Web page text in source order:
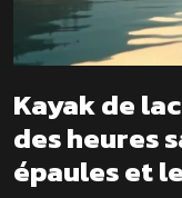
Kayak de
des heures
épaules et